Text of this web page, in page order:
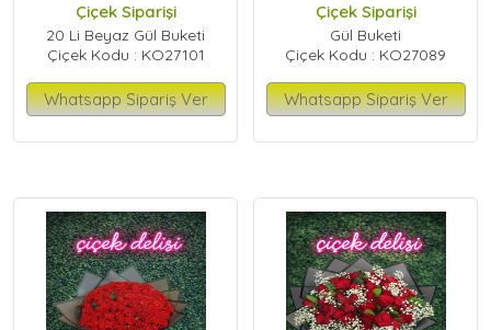
Çiçek Siparişi
20 Li Beyaz Gül Buketi
Çiçek Kodu : KO27101
Whatsapp Sipariş Ver
Çiçek Siparişi
Gül Buketi
Çiçek Kodu : KO27089
Whatsapp Sipariş Ver